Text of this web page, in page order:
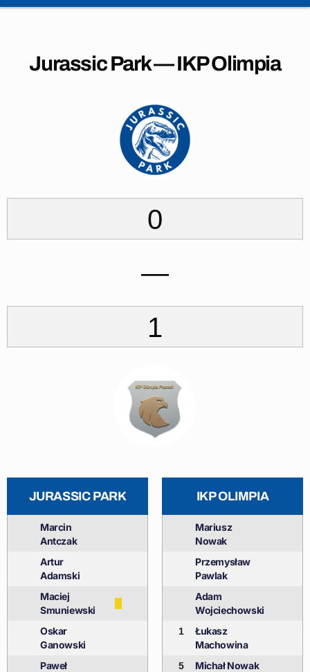
Jurassic Park — IKP Olimpia
0
—
1
JURASSIC PARK
Marcin
Antczak
Artur
Adamski
Maciej
Smuniewski
Oskar
Ganowski
Paweł
IKP OLIMPIA
Mariusz
Nowak
Przemysław
Pawlak
Adam
Wojciechowski
1
Łukasz
Machowina
5 Michał Nowak